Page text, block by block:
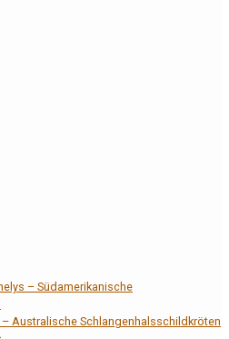
– Südamerikanische
Australische Schlangenhalsschildkröten